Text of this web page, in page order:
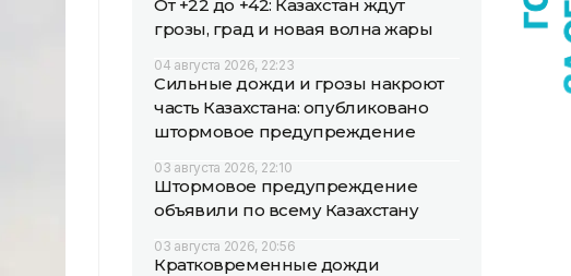
От +22 до +42: Казахстан ждут
грозы, град и новая волна жары
04 августа 2026, 22:23
Сильные дожди и грозы накроют
часть Казахстана: опубликовано
штормовое предупреждение
03 августа 2026, 22:10
Штормовое предупреждение
объявили по всему Казахстану
03 августа 2026, 20:56
Кратковременные дожди